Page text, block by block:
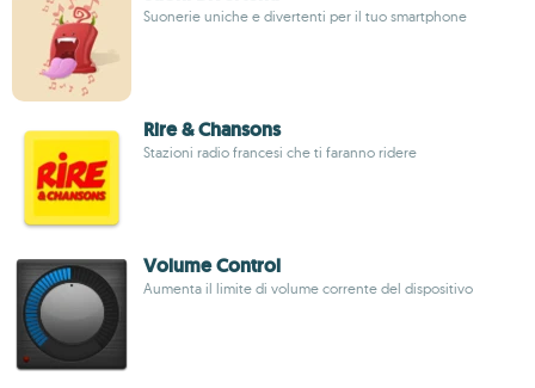
Suonerie uniche e divertenti per il tuo smartphone
Rire & Chansons
Stazioni radio francesi che ti faranno ridere
Volume Control
Aumenta il limite di volume corrente del dispositivo